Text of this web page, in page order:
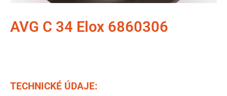
AVG C 34 Elox 6860306
TECHNICKÉ ÚDAJE: